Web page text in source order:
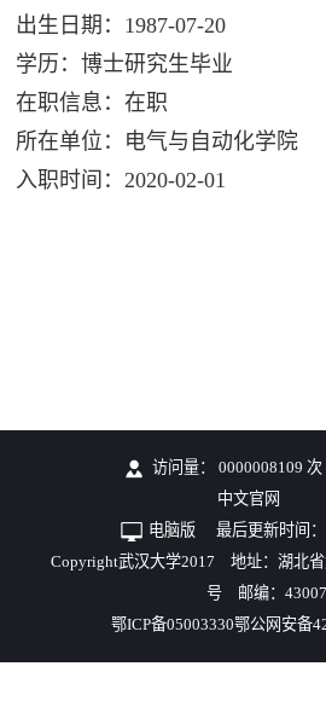
出生日期：1987-07-20
学历：博士研究生毕业
在职信息：在职
所在单位：电气与自动化学院
入职时间：2020-02-01
访问量： 0000008109 次
中文官网
电脑版
最后更新时间：
Copyright武汉大学2017 地址：湖北
号 邮编：
鄂ICP备05003330鄂公网安备